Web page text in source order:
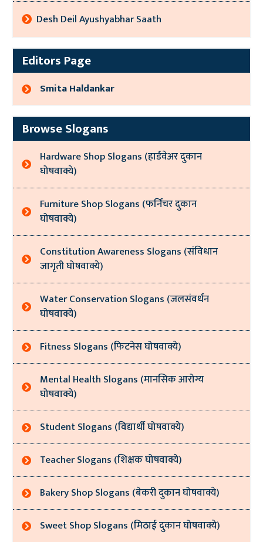
Desh Deil Ayushyabhar Saath
Editors Page
Smita Haldankar
Browse Slogans
Hardware Shop Slogans (हार्डवेअर दुकान
घोषवाक्ये)
Furniture Shop Slogans (फर्निचर दुकान
घोषवाक्ये)
Constitution Awareness Slogans (संविधान
जागृती घोषवाक्ये)
Water Conservation Slogans (जलसंवर्धन
घोषवाक्ये)
Fitness Slogans (फिटनेस घोषवाक्ये)
Mental Health Slogans (मानसिक आरोग्य
घोषवाक्ये)
Student Slogans (विद्यार्थी घोषवाक्ये)
Teacher Slogans (शिक्षक घोषवाक्ये)
Bakery Shop Slogans (बेकरी दुकान घोषवाक्ये)
Sweet Shop Slogans (मिठाई दुकान घोषवाक्ये)